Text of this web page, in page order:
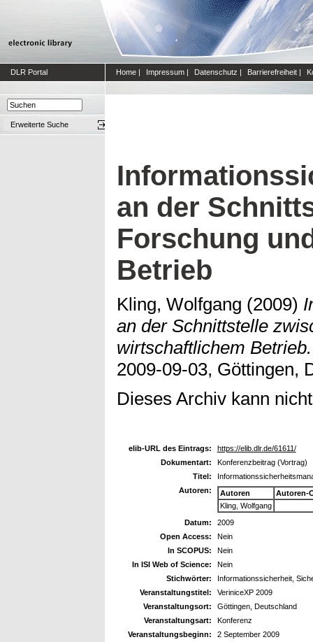
DLR Portal Home | Impressum | Datenschutz | Barrierefreiheit |
Erweiterte Suche
an der
Forschung
Betrieb
Kling, Wolfgang (2009)
an der Schnittstelle
wirtschaftlichem Betrieb.
2009-09-03, Göttingen,
Dieses Archiv kann
elib-URL des Eintrags:
https://elib.dlr.de/61611/
Dokumentart:
Konferenzbeitrag (Vortrag)
Titel:
Autoren:
Autoren
Autoren-
Kling, Wolfgang
Datum:
2009
Open Access:
Nein
In SCOPUS:
Nein
In ISI Web of Science:
Nein
Stichwörter:
Informationssicherheit,
Veranstaltungstitel:
VeriniceXP 2009
Veranstaltungsort:
Göttingen, Deutschland
Veranstaltungsart:
Konferenz
Veranstaltungsbeginn:
2 September 2009